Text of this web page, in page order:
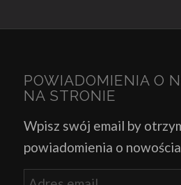
POWIADOMIENIA O
NA STRONIE
Wpisz swój email by
powiadomienia o